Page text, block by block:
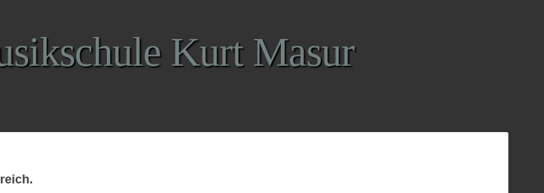
Kurt Masur